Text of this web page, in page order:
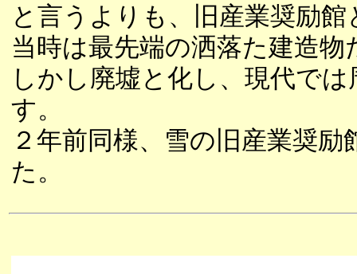
と言うよりも、旧産業奨励
当時は最先端の洒落た建造
しかし廃墟と化し、現代で
す。
２年前同様、雪の旧産業奨
た。